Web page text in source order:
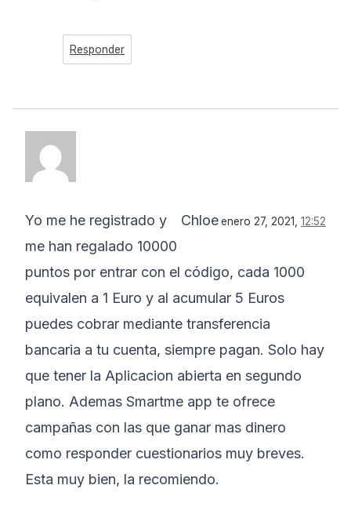
Responder
Chloeenero 27, 2021, 12:52
Yo me he registrado y
me han regalado 10000
puntos por entrar con el código, cada 1000
equivalen a 1 Euro y al acumular 5 Euros
puedes cobrar mediante transferencia
bancaria a tu cuenta, siempre pagan. Solo hay
que tener la Aplicacion abierta en segundo
plano. Ademas Smartme app te ofrece
campañas con las que ganar mas dinero
como responder cuestionarios muy breves.
Esta muy bien, la recomiendo.